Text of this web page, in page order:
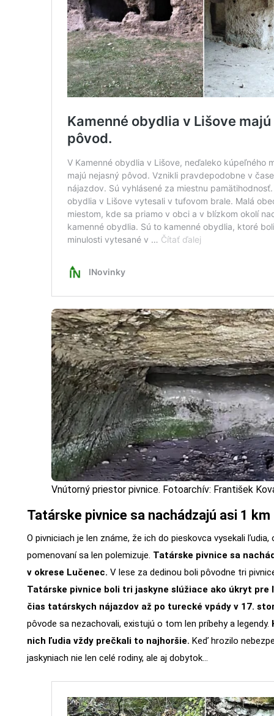
Vnútorný priestor pivnice. Fotoarchív: František
Tatárske pivnice sa nachádzajú asi 1
O pivniciach je len známe, že ich do pieskovca vysekali ľudia,
pomenovaní sa len polemizuje. Tatárske pivnice sa
v okrese Lučenec. V lese za dedinou boli pôvodne tri
Tatárske pivnice boli tri jaskyne slúžiace ako úkryt pre
čias tatárskych nájazdov až po turecké vpády v 17.
pôvode sa nezachovali, existujú o tom len príbehy a legendy.
nich ľudia vždy prečkali to najhoršie. Keď hrozilo
jaskyniach nie len celé rodiny, ale aj dobytok…